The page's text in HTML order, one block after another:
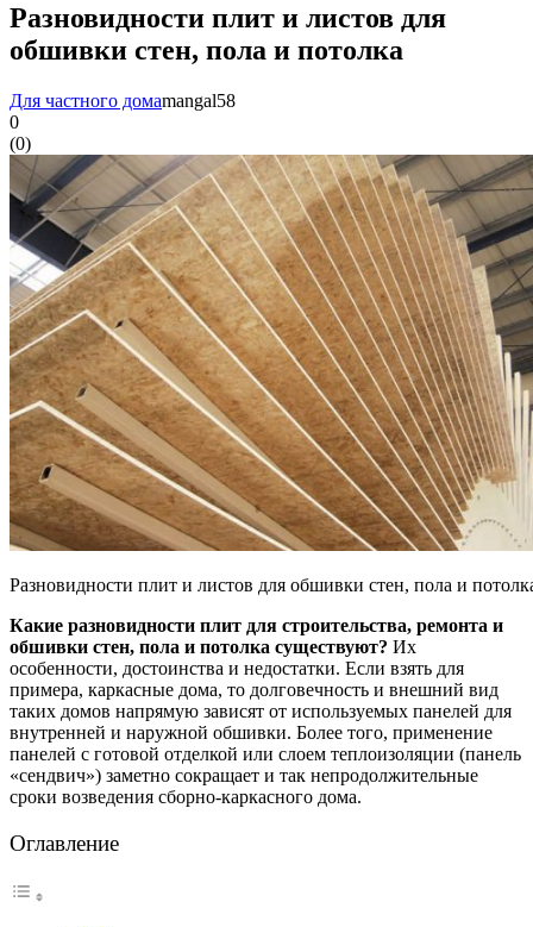
Разновидности плит и листов для
обшивки стен, пола и потолка
Для частного домаmangal58
0
(0)
Разновидности плит и листов для обшивки стен, пола и
Какие разновидности плит для строительства, ремонта и
обшивки стен, пола и потолка существуют? Их
особенности, достоинства и недостатки. Если взять для
примера, каркасные дома, то долговечность и внешний вид
таких домов напрямую зависят от используемых панелей для
внутренней и наружной обшивки. Более того, применение
панелей с готовой отделкой или слоем теплоизоляции (панель
«сендвич») заметно сокращает и так непродолжительные
сроки возведения сборно-каркасного дома.
Оглавление